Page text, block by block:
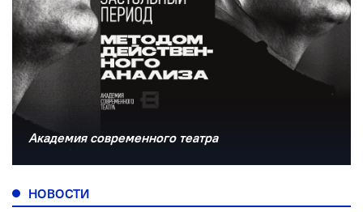
Академия современного театра
НОВОСТИ